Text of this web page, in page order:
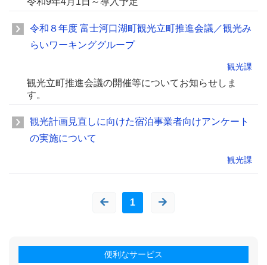
令和８年度 富士河口湖町観光立町推進会議／観光み
らいワーキンググループ
観光課
観光立町推進会議の開催等についてお知らせしま
す。
観光計画見直しに向けた宿泊事業者向けアンケート
の実施について
観光課
1
便利なサービス